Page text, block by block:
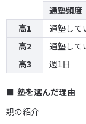
通塾頻度
高1
通塾して
高2
通塾して
高3
週1日
塾を選んだ理由
親の紹介